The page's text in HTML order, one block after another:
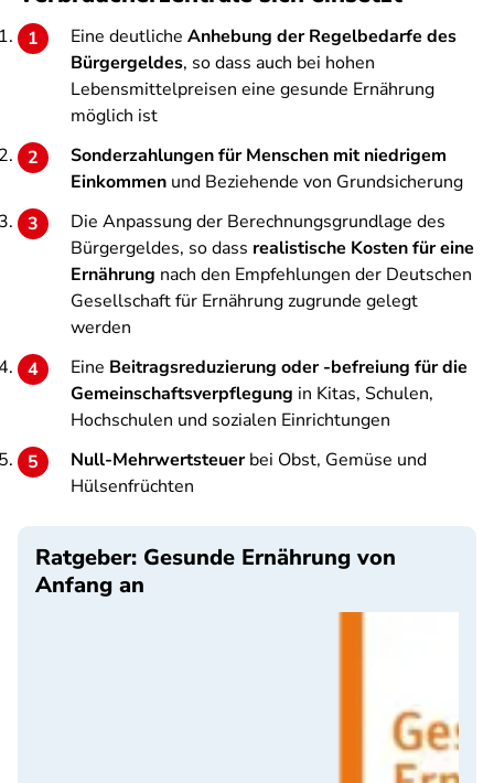
Eine deutliche Anhebung der Regelbedarfe des
Bürgergeldes, so dass auch bei hohen
Lebensmittelpreisen eine gesunde Ernährung
möglich ist
Sonderzahlungen für Menschen mit niedrigem
Einkommen und Beziehende von Grundsicherung
Die Anpassung der Berechnungsgrundlage des
Bürgergeldes, so dass realistische Kosten für eine
Ernährung nach den Empfehlungen der Deutschen
Gesellschaft für Ernährung zugrunde gelegt
werden
Eine Beitragsreduzierung oder -befreiung für die
Gemeinschaftsverpflegung in Kitas, Schulen,
Hochschulen und sozialen Einrichtungen
Null-Mehrwertsteuerbei Obst, Gemüse und
Hülsenfrüchten
Ratgeber: Gesunde Ernährung von
Anfang an